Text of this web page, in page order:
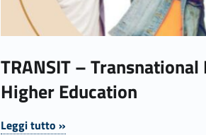
TRANSIT –
Higher Education
Leggi tutto »